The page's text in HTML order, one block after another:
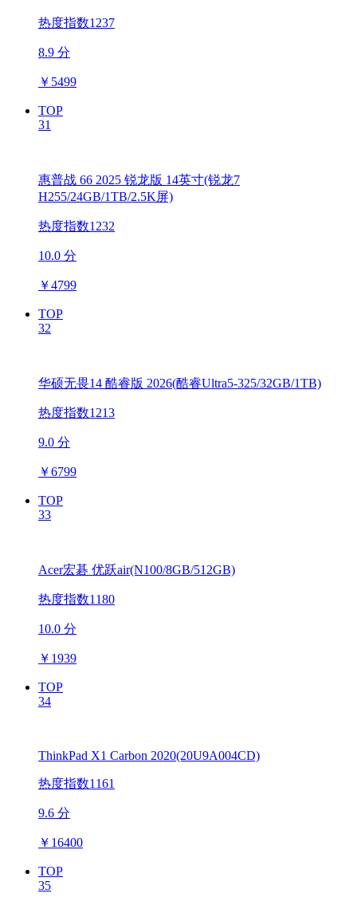
热度指数1237
8.9 分
￥ 5499
TOP
31
惠普战 66 2025 锐龙版 14英寸(锐龙7
H255/24GB/1TB/2.5K屏)
热度指数1232
10.0 分
￥4799
TOP
32
华硕无畏14 酷睿版 2026(酷睿Ultra5-325/32GB/1TB)
热度指数1213
9.0 分
￥6799
TOP
33
Acer宏碁 优跃air(N100/8GB/512GB)
热度指数1180
10.0 分
￥ 1939
TOP
34
ThinkPad X1 Carbon 2020(20U9A004CD)
热度指数1161
9.6 分
￥ 16400
TOP
35